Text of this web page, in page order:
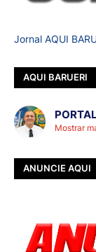
Jornal AQUI
AQUI BARUERI
Mostrar
ANUNCIE AQUI